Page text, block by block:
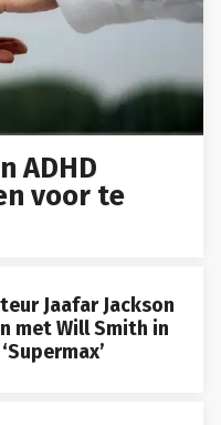
ADHD
voor te
Jaafar Jackson
met Will Smith in